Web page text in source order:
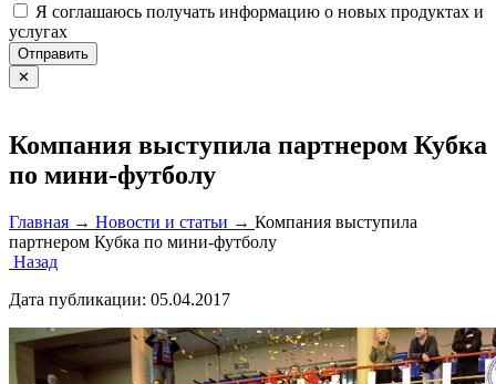
Я соглашаюсь получать информацию о новых продуктах и
услугах
Отправить
✕
Компания выступила партнером Кубка
по мини-футболу
Главная → Новости и статьи → Компания выступила
партнером Кубка по мини-футболу
Назад
Дата публикации: 05.04.2017